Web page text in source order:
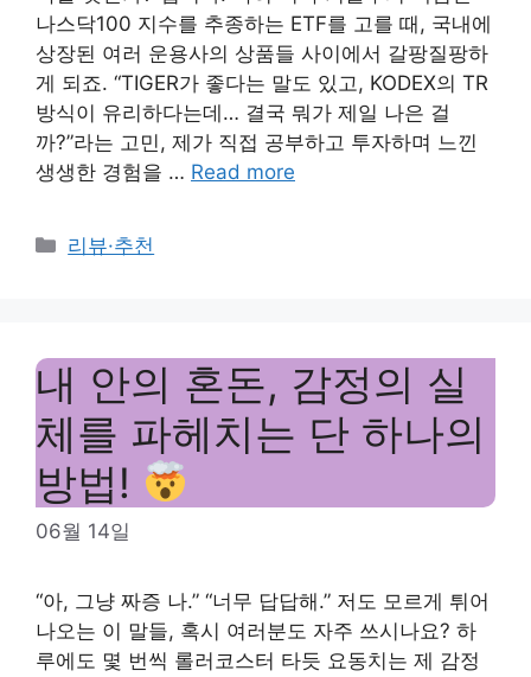
나스닥100 지수를 추종하는 ETF를 고를 때, 국내에
상장된 여러 운용사의 상품들 사이에서 갈팡질팡하
게 되죠. “TIGER가 좋다는 말도 있고, KODEX의 TR
방식이 유리하다는데… 결국 뭐가 제일 나은 걸
까?”라는 고민, 제가 직접 공부하고 투자하며 느낀
생생한 경험을 … Read more
Categories
리뷰·추천
내 안의 혼돈, 감정의 실
체를 파헤치는 단 하나의
방법!
06월 14일
“아, 그냥 짜증 나.” “너무 답답해.” 저도 모르게 튀어
나오는 이 말들, 혹시 여러분도 자주 쓰시나요? 하
루에도 몇 번씩 롤러코스터 타듯 요동치는 제 감정